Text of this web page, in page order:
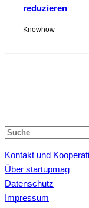
reduzieren
Knowhow
Kontakt und
Über startupmag
Datenschutz
Impressum